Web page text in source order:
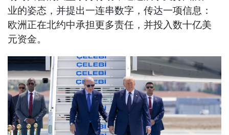
业的姿态，并提出一连串数字，传达一项信息：
欧洲正在北约中承担更多责任，并投入数十亿美
元资金。